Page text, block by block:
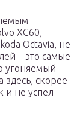
XC60,
Octavia, не
– это самые
угоняемый
скорее
и не успел